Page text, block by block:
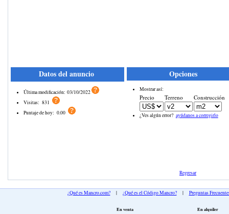
Datos del anuncio
Última modificación: 03/10/2022
Visitas: 831
Puntaje de hoy: 0.00
Opciones
Mostrar así:
Precio Terreno Construcción
¿Ves algún error? ayúdanos a corregirlo
Regresar
¿Qué es Mancro.com?| ¿Qué es el Código Mancro?| Preguntas
En venta En alquiler